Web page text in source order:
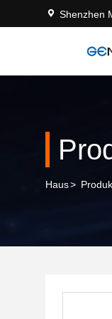
Shenzhen
Haus>